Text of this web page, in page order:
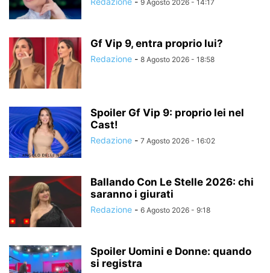
9 Agosto 2026 - 14:17
Gf Vip 9, entra proprio lui?
Redazione - 8 Agosto 2026 - 18:58
Spoiler Gf Vip 9: proprio lei nel
Cast!
Redazione - 7 Agosto 2026 - 16:02
Ballando Con Le Stelle 2026: chi
saranno i giurati
Redazione - 6 Agosto 2026 - 9:18
Spoiler Uomini e Donne: quando
si registra